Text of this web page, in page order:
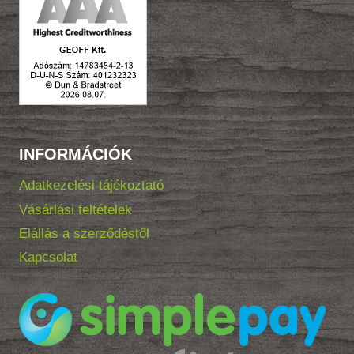
INFORMÁCIÓK
Adatkezelési tájékoztató
Vásárlási feltételek
Elállás a szerződéstől
Kapcsolat